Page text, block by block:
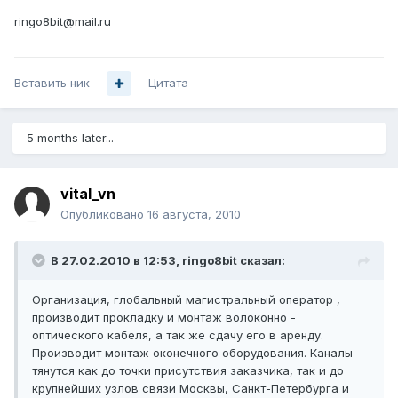
ringo8bit@mail.ru
Вставить ник Цитата
5 months later...
vital_vn
Опубликовано 16 августа, 2010
В 27.02.2010 в 12:53, ringo8bit сказал:
Организация, глобальный магистральный оператор ,
производит прокладку и монтаж волоконно -
оптического кабеля, а так же сдачу его в аренду.
Производит монтаж оконечного оборудования. Каналы
тянутся как до точки присутствия заказчика, так и до
крупнейших узлов связи Москвы, Санкт-Петербурга и